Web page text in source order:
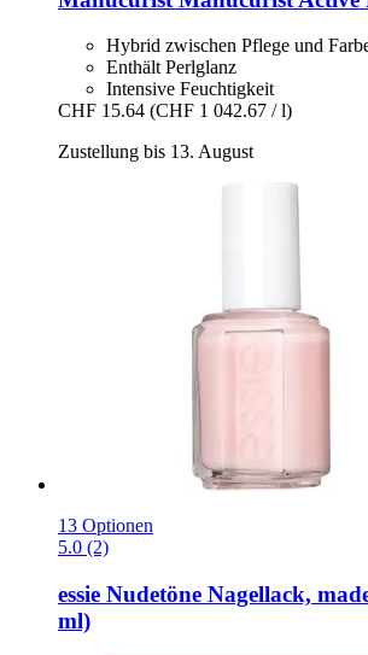
Hybrid zwischen Pflege und
Enthält Perlglanz
Intensive Feuchtigkeit
CHF 15.64 (CHF 1 042.67 / l)
Zustellung bis 13. August
13 Optionen
5.0 (2)
essie Nudetöne Nagellack,
ml)